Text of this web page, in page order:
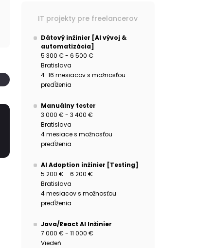
IT projekty pre freelancerov
Dátový inžinier [AI vývoj &
automatizácia]
5 300 € - 6 500 €
Bratislava
4-16 mesiacov s možnosťou
predĺženia
Manuálny tester
3 000 € - 3 400 €
Bratislava
4 mesiace s možnosťou
predĺženia
AI Adoption inžinier [Testing]
5 200 € - 6 200 €
Bratislava
4 mesiacov s možnosťou
predĺženia
Java/React AI Inžinier
7 000 € - 11 000 €
Viedeň